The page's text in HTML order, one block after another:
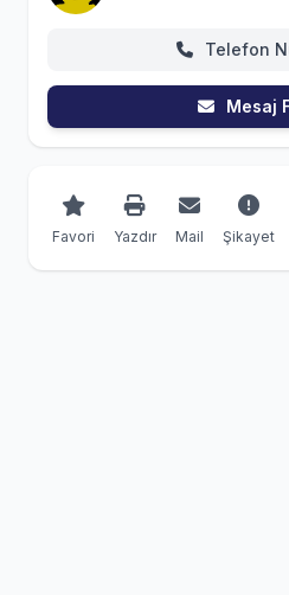
Telefon
Mesaj
Favori Yazdır Mail Şikayet